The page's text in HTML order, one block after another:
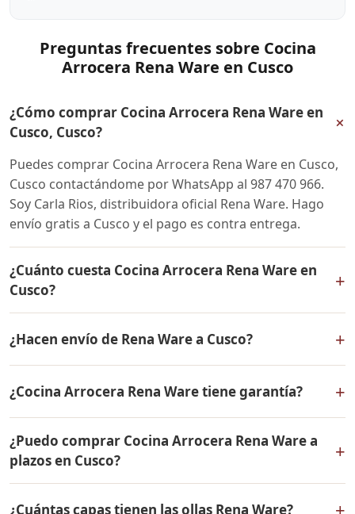
Preguntas frecuentes sobre Cocina
Arrocera Rena Ware en Cusco
¿Cómo comprar Cocina Arrocera Rena Ware en
Cusco, Cusco?
+
Puedes comprar Cocina Arrocera Rena Ware en Cusco,
Cusco contactándome por WhatsApp al 987 470 966.
Soy Carla Rios, distribuidora oficial Rena Ware. Hago
envío gratis a Cusco y el pago es contra entrega.
¿Cuánto cuesta Cocina Arrocera Rena Ware en
Cusco?
+
todo el Perú. Contáctame por WhatsApp para conocer
el precio actual, promociones disponibles y facilidades
de pago en cuotas desde el 10% de inicial.
¿Hacen envío de Rena Ware a Cusco? +
a Cusco, Cusco y a todo el Perú. El pago es contra
entrega.
¿Cocina Arrocera Rena Ware tiene garantía? +
vida contra defectos de fabricación. Todos los
productos Rena Ware están fabricados en acero
inoxidable quirúrgico 18/10 de la más alta calidad.
¿Puedo comprar Cocina Arrocera Rena Ware a
plazos en Cusco?
+
¿Cuántas capas tienen las ollas Rena Ware? +